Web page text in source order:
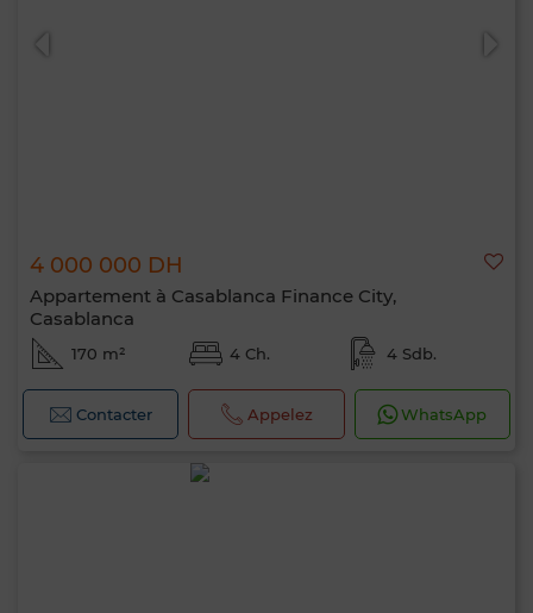
4 000 000 DH
Appartement à Casablanca Finance City,
Casablanca
170 m² 4 Ch. 4 Sdb.
Contacter Appelez WhatsApp
Bonjour, je suis MIA. Quel critère souhaitez-